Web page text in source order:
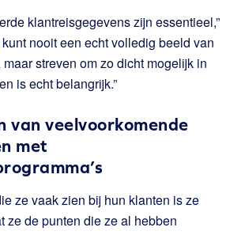
klantreisgegevens zijn essentieel,”
kunt nooit een echt volledig beeld van
streven om zo dicht mogelijk in
is echt belangrijk.”
van veelvoorkomende
met
ze vaak zien bij hun klanten is ze
ze de punten die ze al hebben